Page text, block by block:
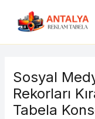
Sosyal
Rekorları
Tabela